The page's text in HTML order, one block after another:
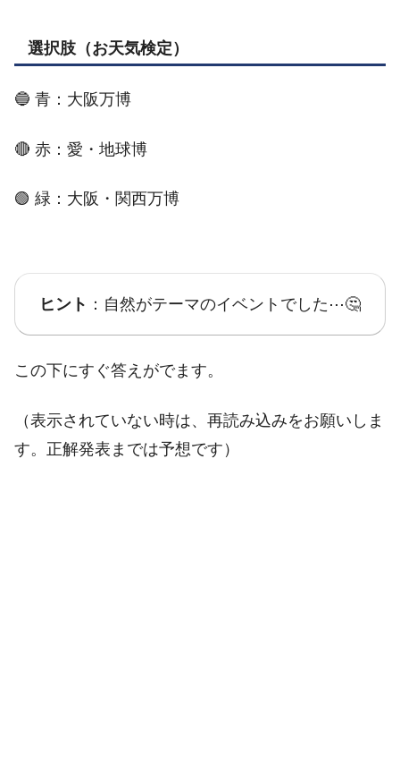
選択肢（お天気検定）
🔵 青：大阪万博
🔴 赤：愛・地球博
🟢 緑：大阪・関西万博
ヒント ：自然がテーマのイベントでした⋯🤔
この下にすぐ答えがでます。
（表示されていない時は、再読み込みをお願いしま
す。正解発表までは予想です）